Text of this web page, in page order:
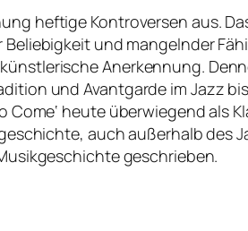
heftige Kontroversen aus.
und mangelnder
Anerkennung.
und Avantgarde im Jazz
heute überwiegend als
auch außerhalb des
geschrieben.